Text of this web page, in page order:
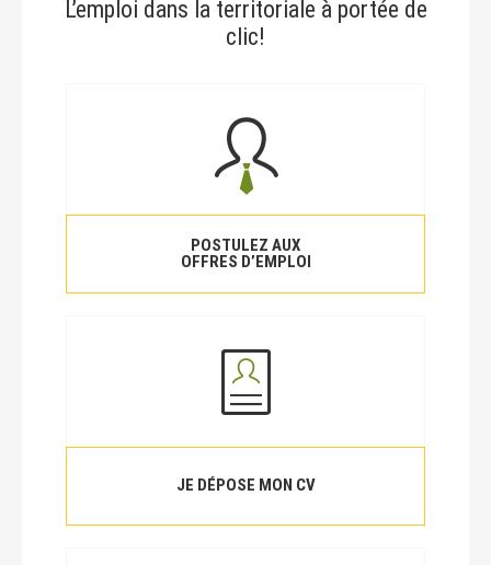
L’emploi dans la territoriale à portée de
clic!
POSTULEZ AUX
OFFRES D’EMPLOI
JE DÉPOSE MON CV